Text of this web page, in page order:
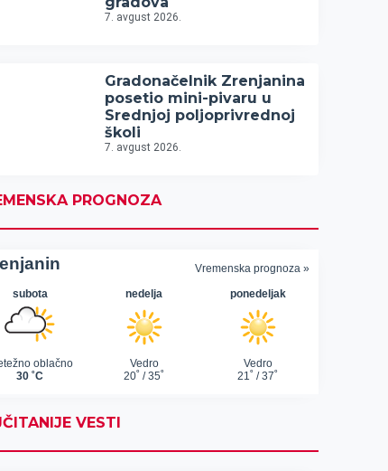
7. avgust 2026.
Gradonačelnik Zrenjanina
posetio mini-pivaru u
Srednjoj poljoprivrednoj
školi
7. avgust 2026.
PROGNOZA
VESTI